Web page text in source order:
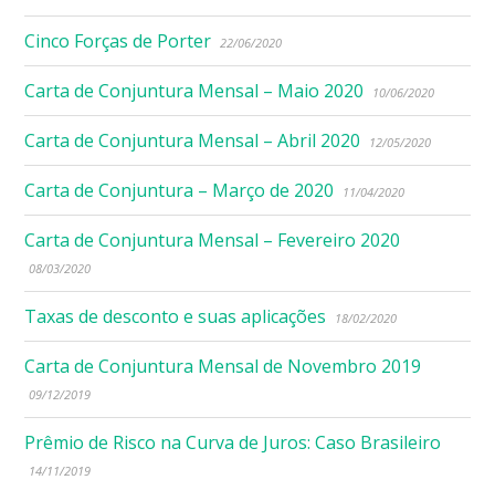
Cinco Forças de Porter 22/06/2020
Carta de Conjuntura Mensal – Maio 2020 10/06/2020
Carta de Conjuntura Mensal – Abril 2020 12/05/2020
Carta de Conjuntura – Março de 2020 11/04/2020
Carta de Conjuntura Mensal – Fevereiro 2020
08/03/2020
Taxas de desconto e suas aplicações 18/02/2020
Carta de Conjuntura Mensal de Novembro 2019
09/12/2019
Prêmio de Risco na Curva de Juros: Caso Brasileiro
14/11/2019